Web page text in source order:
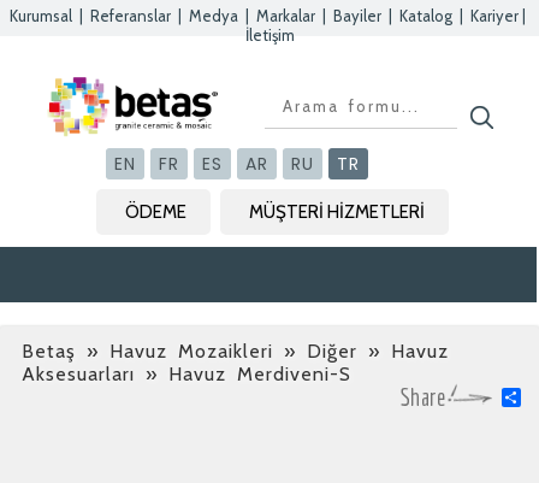
Kurumsal Referanslar Medya Markalar Bayiler Katalog Kariyer
İletişim
EN FR ES AR RU TR
ÖDEME MÜŞTERİ HİZMETLERİ
Betaş » Havuz Mozaikleri » Diğer » Havuz
Aksesuarları » Havuz Merdiveni-S